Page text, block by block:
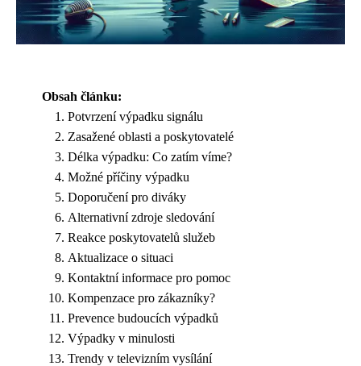
Obsah článku:
Potvrzení výpadku signálu
Zasažené oblasti a poskytovatelé
Délka výpadku: Co zatím víme?
Možné příčiny výpadku
Doporučení pro diváky
Alternativní zdroje sledování
Reakce poskytovatelů služeb
Aktualizace o situaci
Kontaktní informace pro pomoc
Kompenzace pro zákazníky?
Prevence budoucích výpadků
Výpadky v minulosti
Trendy v televizním vysílání